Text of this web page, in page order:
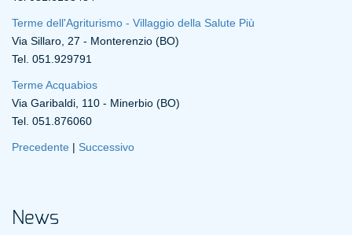
Terme dell'Agriturismo - Villaggio della Salute Più
Via Sillaro, 27 - Monterenzio (BO)
Tel. 051.929791
Terme Acquabios
Via Garibaldi, 110 - Minerbio (BO)
Tel. 051.876060
Precedente | Successivo
News